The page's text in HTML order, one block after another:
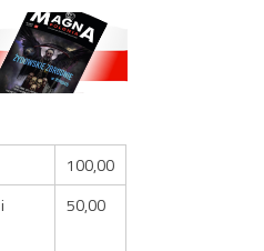
100,00
50,00